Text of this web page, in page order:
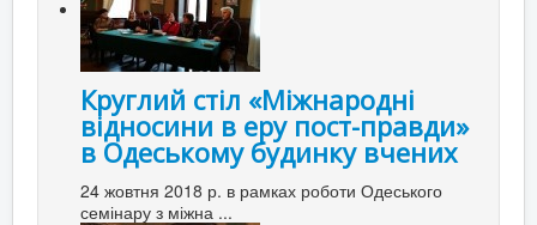
Круглий стіл «Міжнародні
відносини в еру пост-правди»
в Одеському будинку вчених
24 жовтня 2018 р. в рамках роботи Одеського
семінару з міжна ...